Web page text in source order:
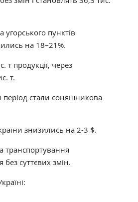
пунктів
на 18–21%.
продукції, через
т.
стали соняшникова
знизились на 2-3 $.
транспортування
суттєвих змін.